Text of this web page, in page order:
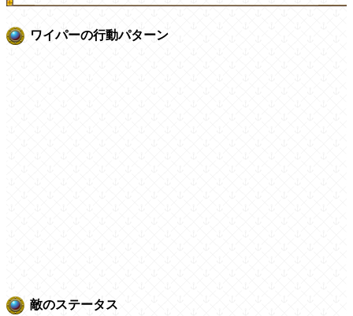
ワイパーの行動パターン
敵のステータス